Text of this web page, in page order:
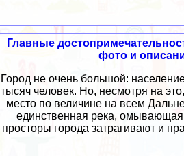
Главные
фото и
Город не очень большой:
тысяч человек. Но, несмотря на
место по величине на всем
единственная река, омывающая
просторы города затрагивают и